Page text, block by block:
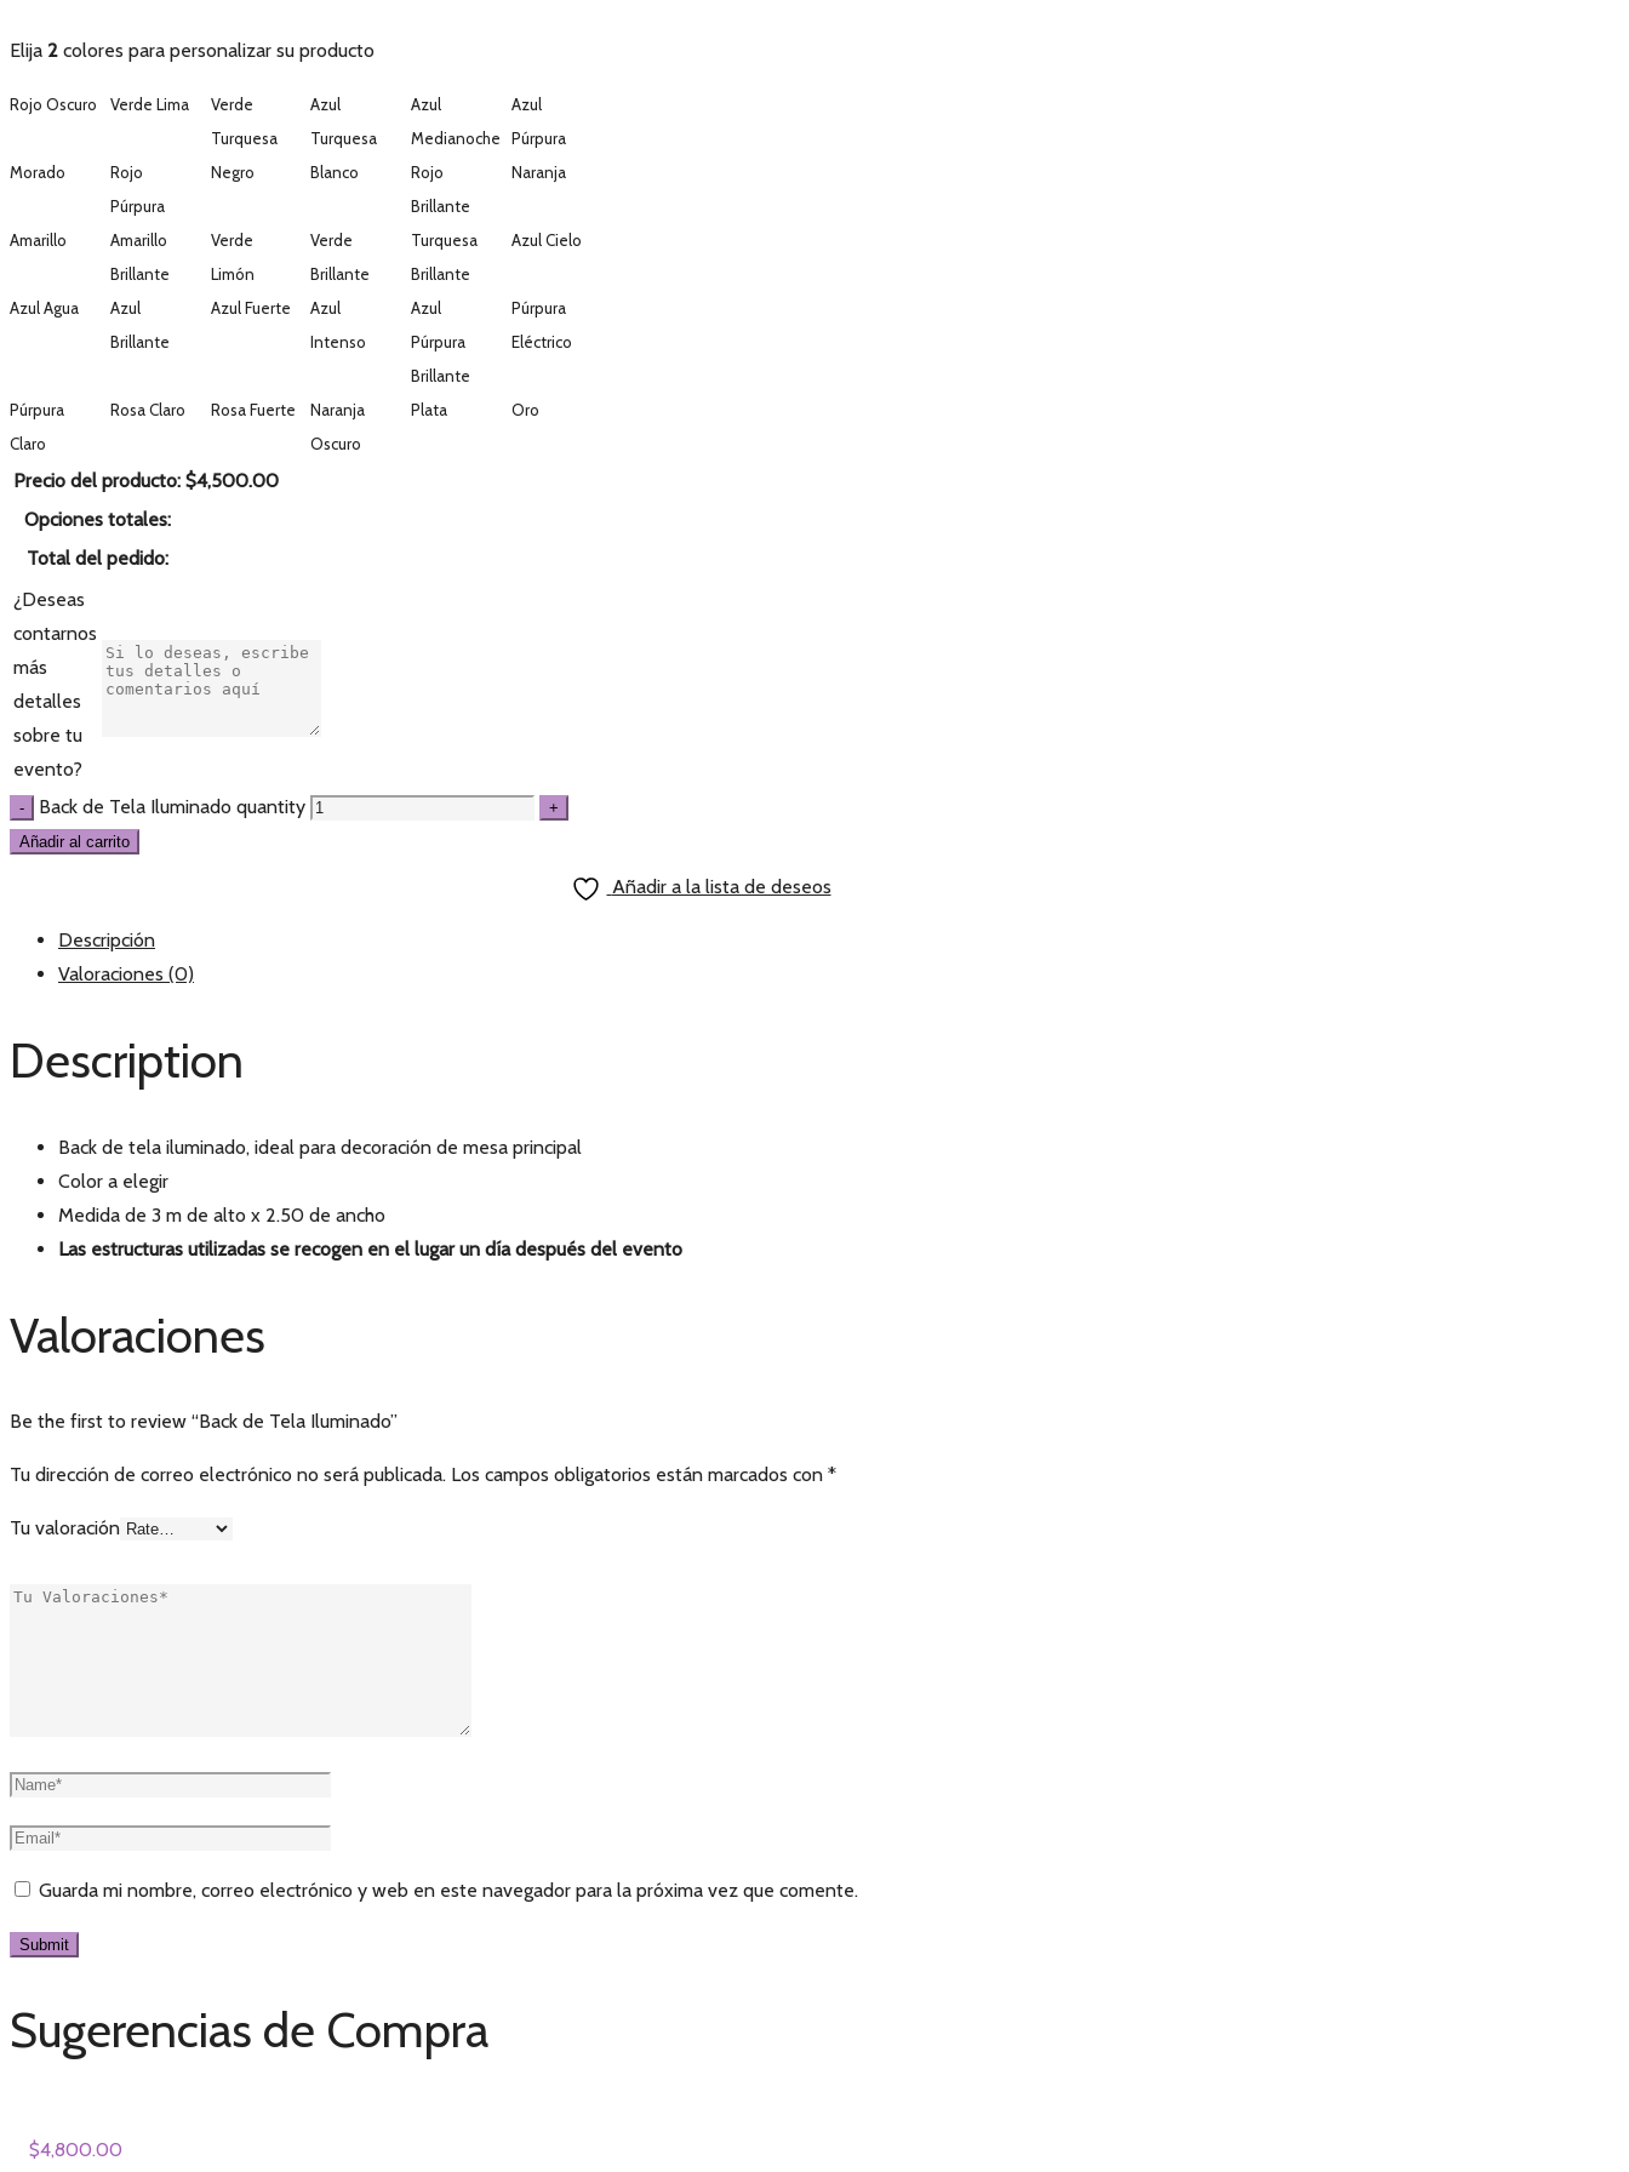
Elija 2 colores para personalizar su producto
Rojo Oscuro Verde Lima
Verde
Turquesa
Azul
Turquesa
Azul
Medianoche
Azul
Púrpura
Morado
Rojo
Púrpura
Negro Blanco
Rojo
Brillante
Naranja
Amarillo
Amarillo
Brillante
Verde
Limón
Verde
Brillante
Turquesa
Brillante
Azul Cielo
Azul Agua
Azul
Brillante
Azul Fuerte
Azul
Intenso
Azul
Púrpura
Brillante
Púrpura
Eléctrico
Púrpura
Claro
Rosa Claro Rosa Fuerte
Naranja
Oscuro
Plata Oro
Precio del producto: $4,500.00
Opciones totales:
Total del pedido:
¿Deseas
contarnos
más
detalles
sobre tu
evento?
Back de Tela Iluminado quantity
Añadir al carrito
Añadir a la lista de deseos
Descripción
Valoraciones (0)
Description
Back de tela iluminado, ideal para decoración de mesa principal
Color a elegir
Medida de 3 m de alto x 2.50 de ancho
Las estructuras utilizadas se recogen en el lugar un día después del evento
Valoraciones
Be the first to review “Back de Tela Iluminado”
Tu dirección de correo electrónico no será publicada. Los campos obligatorios están marcados con *
Tu valoración
Guarda mi nombre, correo electrónico y web en este navegador para la próxima vez que comente.
Sugerencias de Compra
$4,800.00